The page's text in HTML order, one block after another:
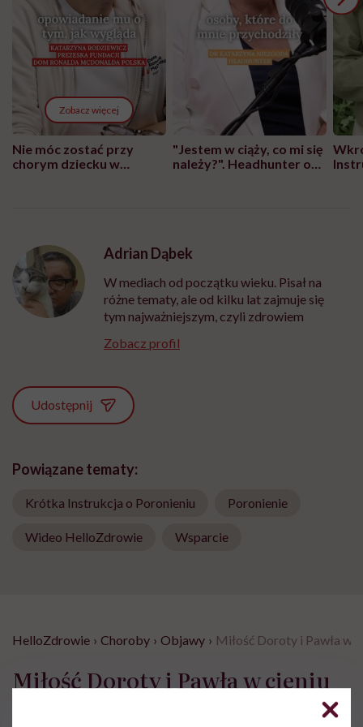
Zobacz więcej
Nie móc zostać przy
chorym dziecku w
"Jestem w ciąży, co mi się
należy?". Headhunter o
Adrian Dąbek
W mediach od początku wieku. Pisał na
różne tematy, ale od kilku lat zajmuje się
tym najważniejszym, czyli zdrowiem
Zobacz profil
Udostępnij
Powiązane tematy:
Krótka Instrukcja o Poronieniu Poronienie
Wideo HelloZdrowie Wsparcie
HelloZdrowie › Choroby › Objawy › Miłość Doroty i Pawła w
Miłość Doroty i Pawła w cieniu